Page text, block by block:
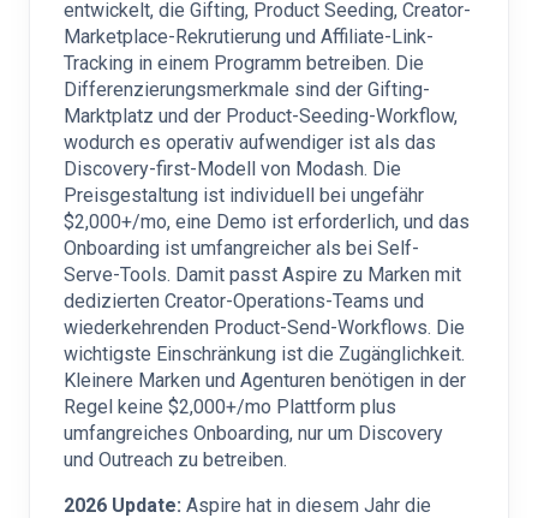
entwickelt, die Gifting, Product Seeding, Creator-
Marketplace-Rekrutierung und Affiliate-Link-
Tracking in einem Programm betreiben. Die
Differenzierungsmerkmale sind der Gifting-
Marktplatz und der Product-Seeding-Workflow,
wodurch es operativ aufwendiger ist als das
Discovery-first-Modell von Modash. Die
Preisgestaltung ist individuell bei ungefähr
$2,000+/mo, eine Demo ist erforderlich, und das
Onboarding ist umfangreicher als bei Self-
Serve-Tools. Damit passt Aspire zu Marken mit
dedizierten Creator-Operations-Teams und
wiederkehrenden Product-Send-Workflows. Die
wichtigste Einschränkung ist die Zugänglichkeit.
Kleinere Marken und Agenturen benötigen in der
Regel keine $2,000+/mo Plattform plus
umfangreiches Onboarding, nur um Discovery
und Outreach zu betreiben.
2026 Update: Aspire hat in diesem Jahr die